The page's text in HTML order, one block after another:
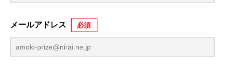
メールアドレス